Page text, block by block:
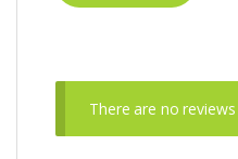
There are no reviews